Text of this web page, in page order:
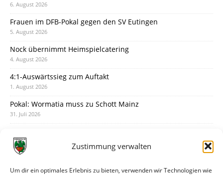
Zustimmung verwalten
Um dir ein optimales Erlebnis zu bieten, verwenden wir Technologien wie
6. August 2026
Frauen im DFB-Pokal gegen den SV Eutingen
5. August 2026
Nock übernimmt Heimspielcatering
4. August 2026
4:1-Auswärtssieg zum Auftakt
1. August 2026
Pokal: Wormatia muss zu Schott Mainz
31. Juli 2026
30. Juli 2026
28. Juli 2026